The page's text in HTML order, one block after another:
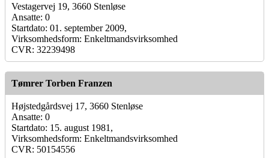
Vestagervej 19, 3660 Stenløse
Ansatte: 0
Startdato: 01. september 2009,
Virksomhedsform: Enkeltmandsvirksomhed
CVR: 32239498
Tømrer Torben Franzen
Højstedgårdsvej 17, 3660 Stenløse
Ansatte: 0
Startdato: 15. august 1981,
Virksomhedsform: Enkeltmandsvirksomhed
CVR: 50154556